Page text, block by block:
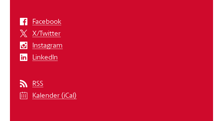
Facebook
X/Twitter
Instagram
LinkedIn
RSS
Kalender (iCal)